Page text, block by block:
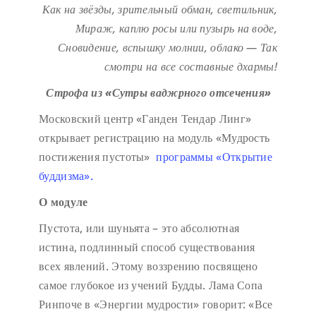
Как на звёзды, зрительный обман, светильник,
Мираж, каплю росы или пузырь на воде,
Сновидение, вспышку молнии, облако — Так
смотри на все составные дхармы!
Строфа из «Сутры ваджрного отсечения»
Московский центр «Ганден Тендар Линг»
открывает регистрацию на модуль «Мудрость
постижения пустоты» программы «Открытие
буддизма».
О модуле
Пустота, или шуньята – это абсолютная
истина, подлинный способ существования
всех явлений. Этому воззрению посвящено
самое глубокое из учений Будды. Лама Сопа
Ринпоче в «Энергии мудрости» говорит: «Все